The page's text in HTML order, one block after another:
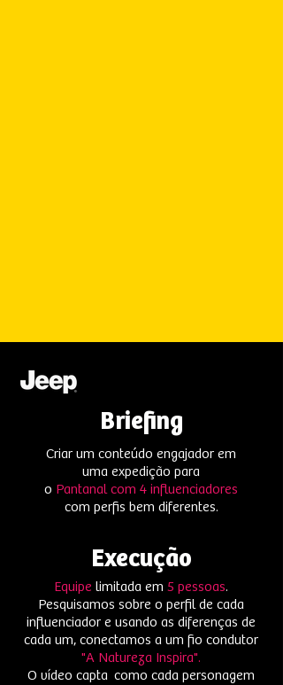
Briefing
Criar um conteúdo engajador em
uma expedição para
o Pantanal com 4 influenciadores
com perfis bem diferentes.
Execução
Equipe limitada em 5 pessoas.
Pesquisamos sobre o perfil de cada
influenciador e usando as diferenças de
cada um, conectamos a um fio condutor
"A Natureza Inspira".
O vídeo capta como cada personagem